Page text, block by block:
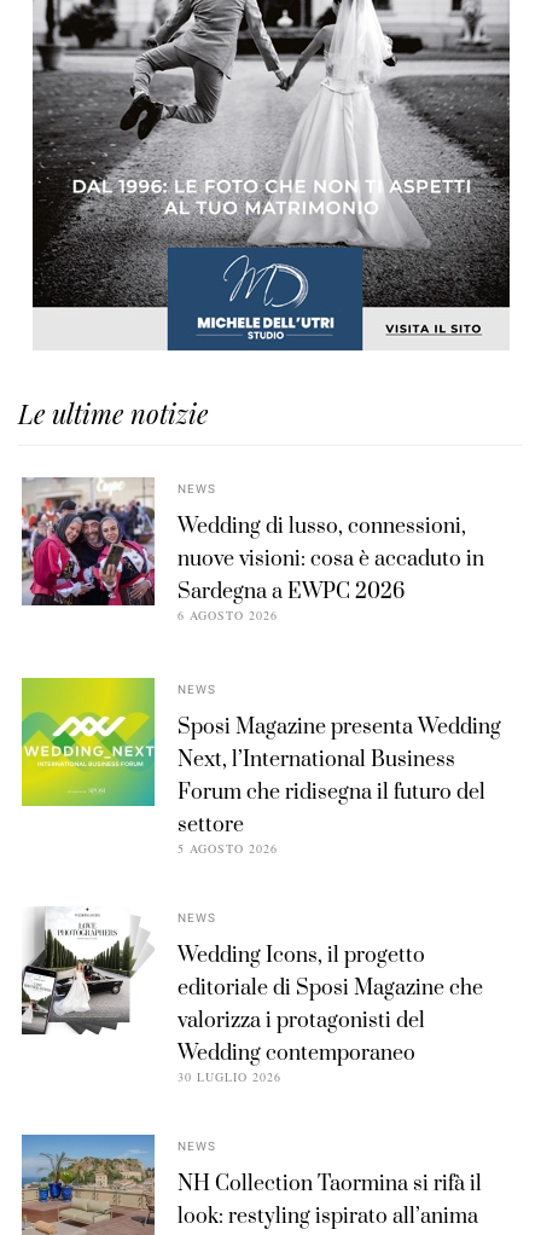
Le ultime notizie
NEWS
Wedding di lusso, connessioni,
nuove visioni: cosa è accaduto in
Sardegna a EWPC 2026
6 AGOSTO 2026
NEWS
Sposi Magazine presenta Wedding
Next, l’International Business
Forum che ridisegna il futuro del
settore
5 AGOSTO 2026
NEWS
Wedding Icons, il progetto
editoriale di Sposi Magazine che
valorizza i protagonisti del
Wedding contemporaneo
30 LUGLIO 2026
NEWS
NH Collection Taormina si rifà il
look: restyling ispirato all’anima